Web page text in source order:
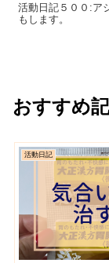
活動日記５００:ア
もします。
おすすめ
活動日記